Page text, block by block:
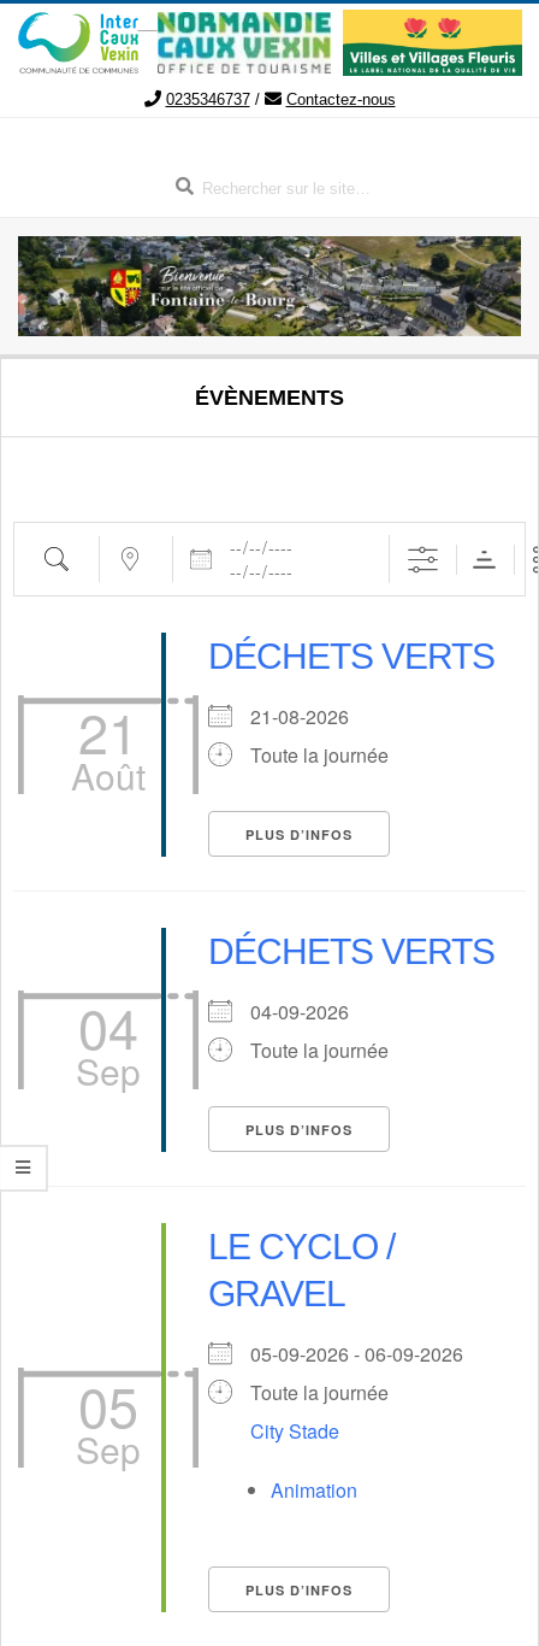
Aller
contenu
0235346737/ Contactez-nous
FONTAINE-
LE-
BOURG
ÉVÈNEMENTS
Recherche Proche de…
Dates
21
Août
DÉCHETS VERTS
21-08-2026
Toute la journée
PLUS D’INFOS
04
Sep
DÉCHETS VERTS
04-09-2026
Toute la journée
PLUS D’INFOS
05
Sep
LE CYCLO /
GRAVEL
05-09-2026 - 06-09-2026
Toute la journée
City Stade
Animation
PLUS D’INFOS